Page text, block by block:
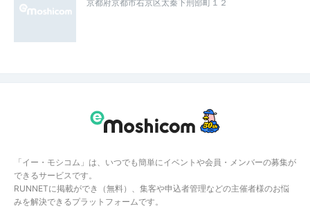
京都府京都市右京区太秦下刑部町１２
「イー・モシコム」は、いつでも簡単にイベントや会員・メンバーの募集が
できるサービスです。
RUNNETに掲載ができ（無料）、集客や申込者管理などの主催者様のお悩
みを解決できるプラットフォームです。